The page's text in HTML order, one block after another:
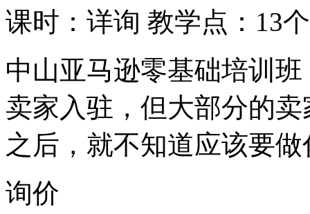
课时：详询 教学点：13个
中山亚马逊零基础培训
卖家入驻，但大部分的
之后，就不知道应该要
询价